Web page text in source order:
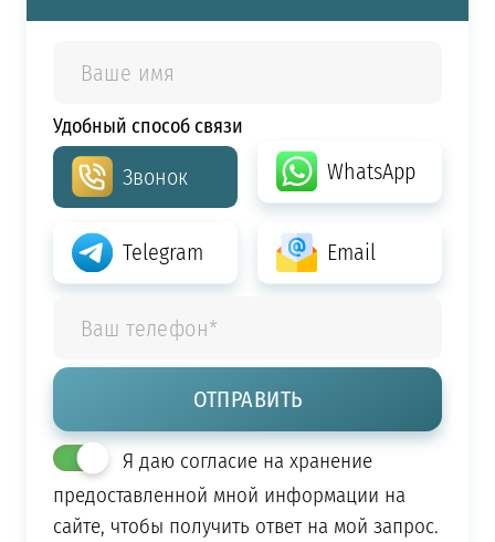
Удобный способ связи
Звонок WhatsApp
Telegram Email
Я даю согласие на хранение
предоставленной мной информации на
сайте, чтобы получить ответ на мой запрос.